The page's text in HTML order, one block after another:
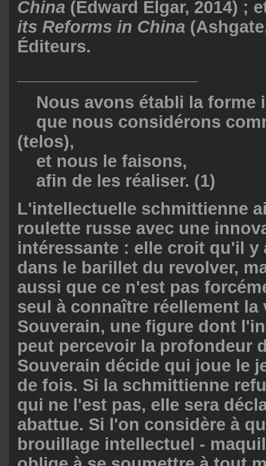
China (Edward Elgar, 2014) ;
its Reforms in China
Éditeurs.
Nous avons établi la forme
que nous considérons
(telos),
et nous le faisons,
afin de les réaliser. (1)
L'intellectuelle schmittienne
roulette russe avec une
intéressante : elle croit qu'il y
dans le barillet du revolver,
aussi que ce n'est pas
seul à connaître réellement la
Souverain, une figure dont
peut percevoir la profondeur
Souverain décide qui joue le
de fois. Si la schmittienne
qui ne l'est pas, elle sera
abattue. Si l'on considère à
brouillage intellectuel -